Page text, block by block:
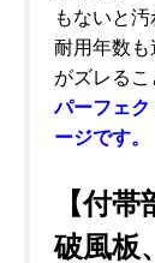
もないと汚
耐用年数
がズレるこ
パーフェ
ージです。
【付
破風板